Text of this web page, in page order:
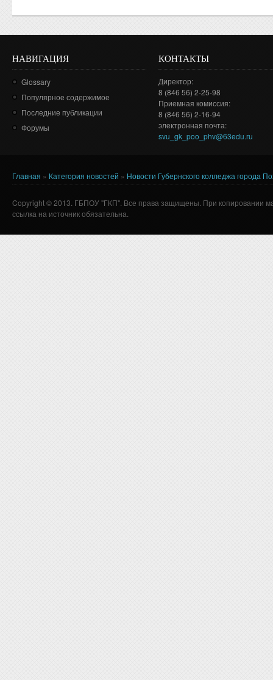
НАВИГАЦИЯ
Glossary
Популярное содержимое
Последние публикации
Форумы
КОНТАКТЫ
Директор:
8 (846 56) 2-25-98
Приемная комиссия:
8 (846 56) 2-16-94
электронная почта:
svu_gk_poo_phv@63edu.ru
Вы здесь
Главная » Категория новостей » Новости Губернского колледжа города
Copyright © 2013. ГБПОУ "ГКП". Все права защищены. При копировании
ссылка на источник обязательна.